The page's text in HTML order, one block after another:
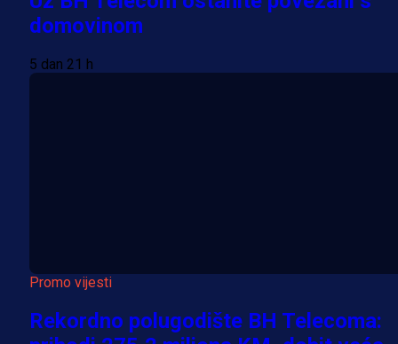
domovinom
5 dan 21 h
Promo vijesti
Rekordno polugodište BH Telecoma: